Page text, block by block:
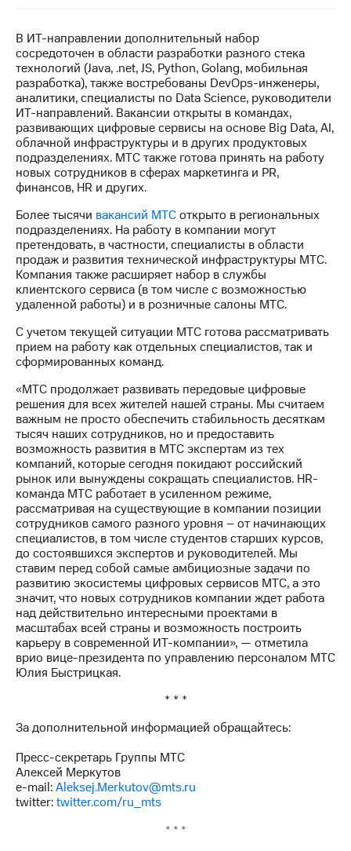
Интервью
Финансовая
отчетность
Контакты
Пригласить
спикера
и акционерам
Корпоративное
управление
Корпоративный
секретарь
Раскрытие
информации
Информация
акционерам
Документы
ПАО
"МТС"
Собрания
акционеров
Личный
кабинет
акционера
Акционерный
капитал
Контроль
и
аудит
Рынок
акций
Описание
Программа
приобретения
Порядок
выкупа
акций
Дивиденды
Рынок
Описание
Уведомление
о
погашении
именных
В ИТ-направлении дополнительный набор
сосредоточен в области разработки разного стека
технологий (Java, .net, JS, Python, Golang, мобильная
разработка), также востребованы DevOps-инженеры,
аналитики, специалисты по Data Science, руководители
ИТ-направлений. Вакансии открыты в командах,
развивающих цифровые сервисы на основе Big Data, AI,
облачной инфраструктуры и в других продуктовых
подразделениях. МТС также готова принять на работу
новых сотрудников в сферах маркетинга и PR,
финансов, HR и других.
Более тысячи вакансий МТСоткрыто в региональных
подразделениях. На работу в компании могут
претендовать, в частности, специалисты в области
продаж и развития технической инфраструктуры МТС.
Компания также расширяет набор в службы
клиентского сервиса (в том числе с возможностью
удаленной работы) и в розничные салоны МТС.
С учетом текущей ситуации МТС готова рассматривать
прием на работу как отдельных специалистов, так и
сформированных команд.
«МТС продолжает развивать передовые цифровые
решения для всех жителей нашей страны. Мы считаем
важным не просто обеспечить стабильность десяткам
тысяч наших сотрудников, но и предоставить
возможность развития в МТС экспертам из тех
компаний, которые сегодня покидают российский
рынок или вынуждены сокращать специалистов. HR-
команда МТС работает в усиленном режиме,
рассматривая на существующие в компании позиции
сотрудников самого разного уровня – от начинающих
специалистов, в том числе студентов старших курсов,
до состоявшихся экспертов и руководителей. Мы
ставим перед собой самые амбициозные задачи по
развитию экосистемы цифровых сервисов МТС, а это
значит, что новых сотрудников компании ждет работа
над действительно интересными проектами в
масштабах всей страны и возможность построить
карьеру в современной ИТ-компании», — отметила
врио вице-президента по управлению персоналом МТС
Юлия Быстрицкая.
* * *
За дополнительной информацией обращайтесь:
Пресс-секретарь Группы МТС
Алексей Меркутов
e-mail:Aleksej.Merkutov@mts.ru
twitter:twitter.com/ru_mts
* * *